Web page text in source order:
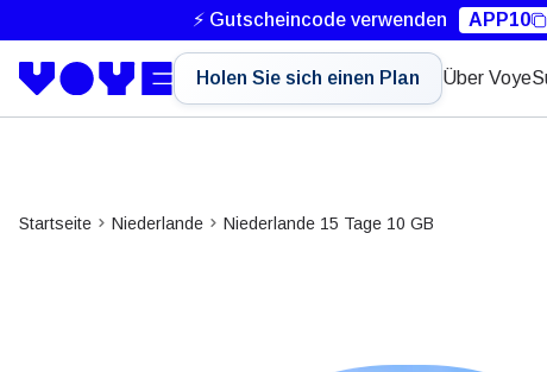
⚡ Gutscheincode verwenden APP10
Holen Sie sich einen Plan Über Voye
Startseite Niederlande Niederlande 15 Tage 10 GB